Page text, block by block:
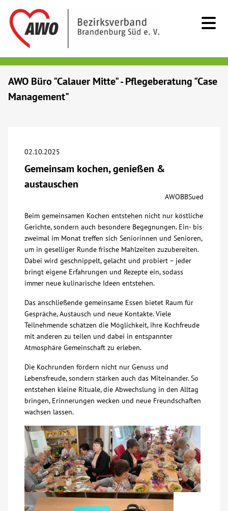
Senioren
Begegnung
Bildung
Über uns
Veranstaltungen
Spenden
Mitmachen
Karriere
Ausbildung
Suche
Kontakt
AWO BB Süd
AWO Büro "Calauer Mitte" - Pflegeberatung "Case
Management"
02.10.2025
Gemeinsam kochen, genießen &
austauschen
AWOBBSued
Beim gemeinsamen Kochen entstehen nicht nur köstliche
Gerichte, sondern auch besondere Begegnungen. Ein- bis
zweimal im Monat treffen sich Seniorinnen und Senioren,
um in geselliger Runde frische Mahlzeiten zuzubereiten.
Dabei wird geschnippelt, gelacht und probiert – jeder
bringt eigene Erfahrungen und Rezepte ein, sodass
immer neue kulinarische Ideen entstehen.
Das anschließende gemeinsame Essen bietet Raum für
Gespräche, Austausch und neue Kontakte. Viele
Teilnehmende schätzen die Möglichkeit, ihre Kochfreude
mit anderen zu teilen und dabei in entspannter
Atmosphäre Gemeinschaft zu erleben.
Die Kochrunden fördern nicht nur Genuss und
Lebensfreude, sondern stärken auch das Miteinander. So
entstehen kleine Rituale, die Abwechslung in den Alltag
bringen, Erinnerungen wecken und neue Freundschaften
wachsen lassen.